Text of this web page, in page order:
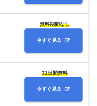
無料期間なし
今すぐ見る
31日間無料
今すぐ見る